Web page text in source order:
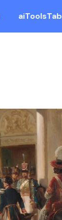
aiToolsTab